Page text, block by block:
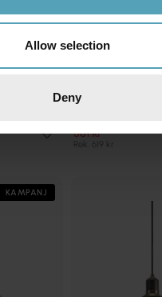
Allow selection
DenyHALO DESIGN
561 kr
Rek. 619 kr
KAMPANJ